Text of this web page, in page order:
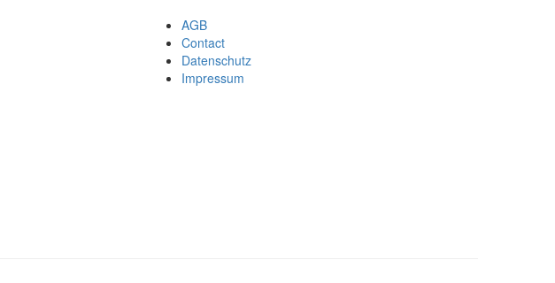
Footer
menu
AGB
Contact
Datenschutz
Impressum